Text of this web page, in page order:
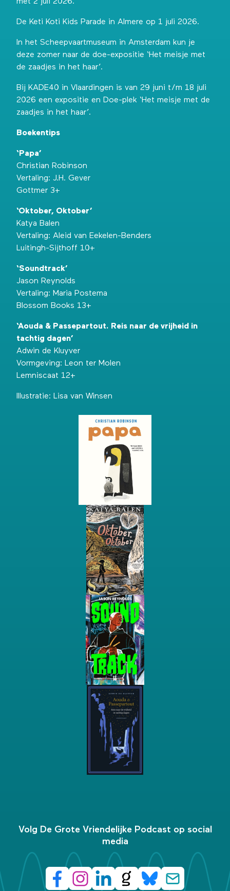
De Keti Koti Kids Parade in Almere op 1 juli 2026.
In het Scheepvaartmuseum in Amsterdam kun je
deze zomer naar de doe-expositie ‘Het meisje met
de zaadjes in het haar’.
Bij KADE40 in Vlaardingen is van 29 juni t/m 18 juli
2026 een expositie en Doe-plek ‘Het meisje met de
zaadjes in het haar’.
Boekentips
‘Papa’
Christian Robinson
Vertaling: J.H. Gever
Gottmer 3+
‘Oktober, Oktober’
Katya Balen
Vertaling: Aleid van Eekelen-Benders
Luitingh-Sijthoff 10+
‘Soundtrack’
Jason Reynolds
Vertaling: Maria Postema
Blossom Books 13+
‘Aouda & Passepartout. Reis naar de vrijheid in
tachtig dagen’
Adwin de Kluyver
Vormgeving: Leon ter Molen
Lemniscaat 12+
Illustratie: Lisa van Winsen
Volg De Grote Vriendelijke Podcast op social
media